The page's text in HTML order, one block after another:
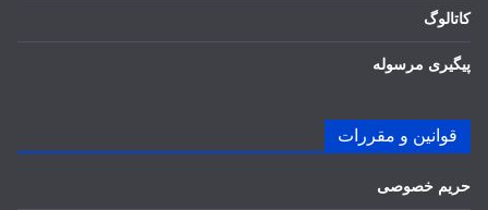
کاتالوگ
پیگیری مرسوله
قوانین و مقررات
حریم خصوصی